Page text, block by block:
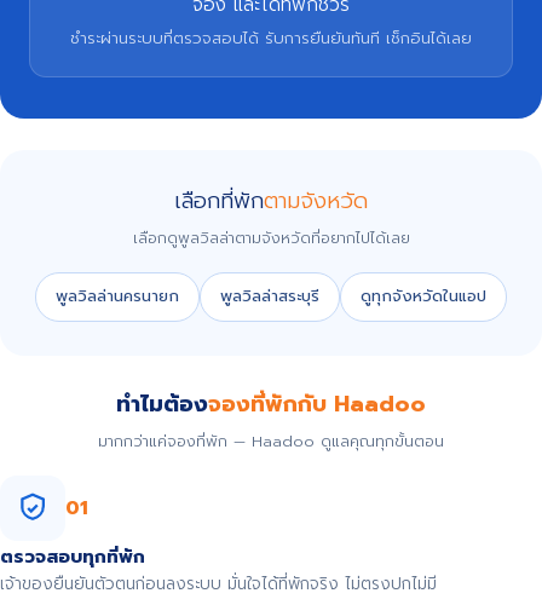
ชำระผ่านระบบที่ตรวจสอบได้ รับการยืนยันทันที เช็กอินได้เลย
เลือกที่พักตามจังหวัด
เลือกดูพูลวิลล่าตามจังหวัดที่อยากไปได้เลย
พูลวิลล่านครนายก พูลวิลล่าสระบุรี ดูทุกจังหวัดในแอป
ทำไมต้องจองที่พักกับ Haadoo
มากกว่าแค่จองที่พัก — Haadoo ดูแลคุณทุกขั้นตอน
01
ตรวจสอบทุกที่พัก
เจ้าของยืนยันตัวตนก่อนลงระบบ มั่นใจได้ที่พักจริง ไม่ตรงปกไม่มี